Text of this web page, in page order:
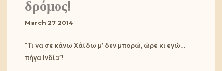
March 27, 2014
“Τι να σε κάνω Χάϊδω μ’ δεν μπορώ, ώρε κι εγώ…
πήγα Ινδία”!